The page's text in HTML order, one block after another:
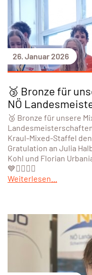
26. Januar 2026
🥉 Bronze für
NÖ
🥉 Bronze für unsere
Kraul-Mixed-Staffel
Gratulation an Julia
Kohl und Florian
💙🏊‍♀️🏊‍♂️
Weiterlesen...